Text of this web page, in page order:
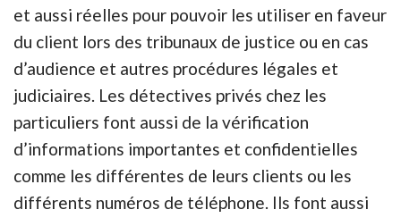
et aussi réelles pour pouvoir les utiliser en faveur
du client lors des tribunaux de justice ou en cas
d’audience et autres procédures légales et
judiciaires. Les détectives privés chez les
particuliers font aussi de la vérification
d’informations importantes et confidentielles
comme les différentes de leurs clients ou les
différents numéros de téléphone. Ils font aussi